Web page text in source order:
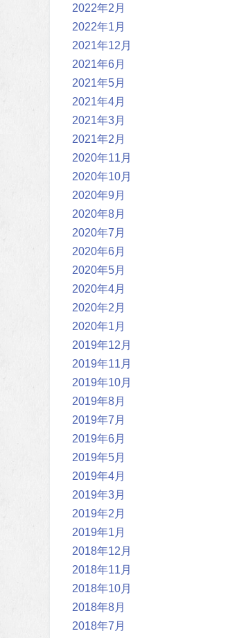
2022年2月
2022年1月
2021年12月
2021年6月
2021年5月
2021年4月
2021年3月
2021年2月
2020年11月
2020年10月
2020年9月
2020年8月
2020年7月
2020年6月
2020年5月
2020年4月
2020年2月
2020年1月
2019年12月
2019年11月
2019年10月
2019年8月
2019年7月
2019年6月
2019年5月
2019年4月
2019年3月
2019年2月
2019年1月
2018年12月
2018年11月
2018年10月
2018年8月
2018年7月